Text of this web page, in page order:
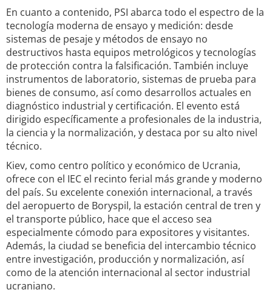
En cuanto a contenido, PSI abarca todo el espectro de la
tecnología moderna de ensayo y medición: desde
sistemas de pesaje y métodos de ensayo no
destructivos hasta equipos metrológicos y tecnologías
de protección contra la falsificación. También incluye
instrumentos de laboratorio, sistemas de prueba para
bienes de consumo, así como desarrollos actuales en
diagnóstico industrial y certificación. El evento está
dirigido específicamente a profesionales de la industria,
la ciencia y la normalización, y destaca por su alto nivel
técnico.
Kiev, como centro político y económico de Ucrania,
ofrece con el IEC el recinto ferial más grande y moderno
del país. Su excelente conexión internacional, a través
del aeropuerto de Boryspil, la estación central de tren y
el transporte público, hace que el acceso sea
especialmente cómodo para expositores y visitantes.
Además, la ciudad se beneficia del intercambio técnico
entre investigación, producción y normalización, así
como de la atención internacional al sector industrial
ucraniano.